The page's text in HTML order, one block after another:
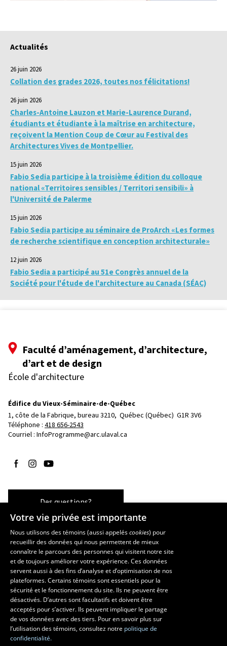
Actualités
26 juin 2026
Collation des grades 2026, toutes nos félicitations!
26 juin 2026
Charles-Antoine Lauzon et Marie-Laurence Durand,
étudiants et étudiante à la maîtrise en architecture,
reçoivent la Mention Coup de Cœur au Festival des
Architectures Vives de Montpellier.
15 juin 2026
Fabio Sedia participe à la troisième édition du colloque
national «Territoires sensibles / Territori sensibili» à
l'Université de Palerme
15 juin 2026
Fabio Sedia participe au séminaire de ProArch «Les formes
de recherche scientifique en conception architecturale»
12 juin 2026
Fabio Sedia a participé au 51e Congrès annuel de la
Société pour l'étude de l'architecture au Canada (SÉAC)
Faculté d’aménagement, d’architecture,
d’art et de design
École d'architecture
Édifice du Vieux-Séminaire-de-Québec
1, côte de la Fabrique, bureau 3210, Québec (Québec)  G1R 3V6
Téléphone : 418 656-2543
Courriel : InfoProgramme@arc.ulaval.ca
Suivez-nous sur Facebook
Suivez-nous sur Instagram
Suivez-nous sur YouTube
Des questions?
Les écoles et la recherche
École d’art
École supérieure d’aménagement du territoire et de développement
régional
École de design
Centre de recherche en aménagement et développement
Votre vie privée est importante
Nous utilisons des témoins (aussi appeléscookies) pour
recueillir des données qui nous permettent de mieux
connaître le parcours des personnes qui visitent notre site
et de toujours améliorer votre expérience. Ces données
servent aussi à des fins d’analyse et d’optimisation de nos
plateformes. Certains témoins sont essentiels pour la
sécurité et le fonctionnement du site. Ils ne peuvent être
désactivés. D’autres sont facultatifs et doivent être
acceptés pour s’activer. Ils peuvent impliquer le partage
de vos données avec des tiers. Pour en savoir plus sur
l’utilisation des témoins, consultez notre politique de
confidentialité.